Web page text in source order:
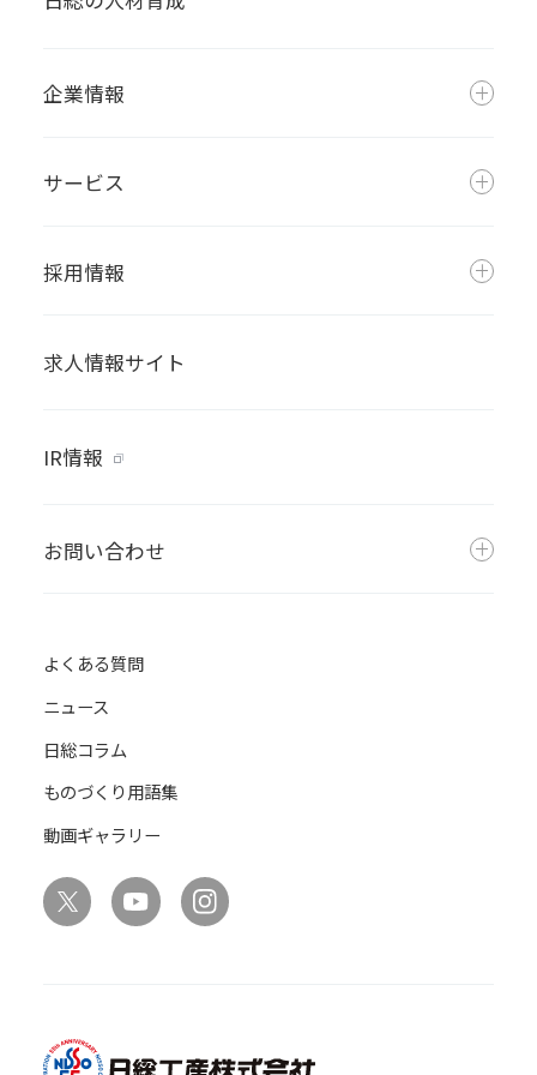
企業情報
サービス
採用情報
求人情報サイト
IR情報
お問い合わせ
よくある質問
ニュース
日総コラム
ものづくり用語集
動画ギャラリー